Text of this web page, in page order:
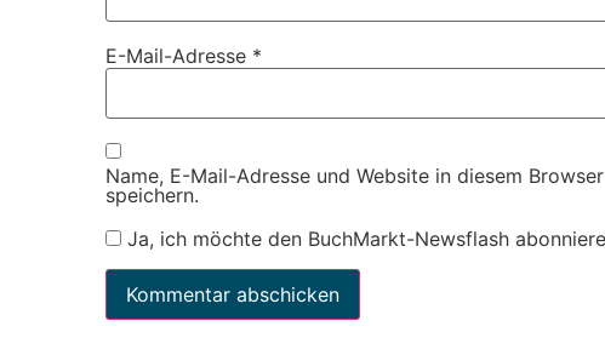
E-Mail-Adresse *
Name, E-Mail-Adresse und Website in diesem
speichern.
Ja, ich möchte den BuchMarkt-Newsflash